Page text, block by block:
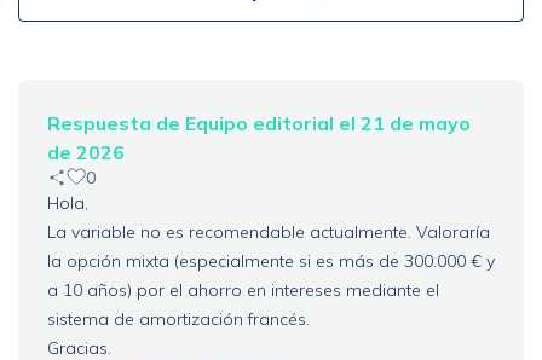
Respuesta de Equipo editorial el 21 de mayo
de 2026
0
Hola,
La variable no es recomendable actualmente. Valoraría
la opción mixta (especialmente si es más de 300.000 € y
a 10 años) por el ahorro en intereses mediante el
sistema de amortización francés.
Gracias.